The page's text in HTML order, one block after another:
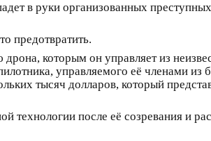
в руки организованных
предотвратить.
которым он управляет из
управляемого её членами из
тысяч долларов, который
технологии после её созревания и